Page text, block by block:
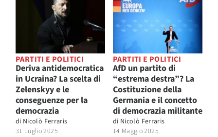
PARTITI E POLITICI
Deriva antidemocratica
in Ucraina? La scelta di
Zelenskyy e le
conseguenze per la
democrazia
di Nicolò Ferraris
31 Luglio 2025
PARTITI E POLITICI
AfD un partito di
“estrema destra”? La
Costituzione della
Germania e il concetto
di democrazia militante
di Nicolò Ferraris
14 Maggio 2025